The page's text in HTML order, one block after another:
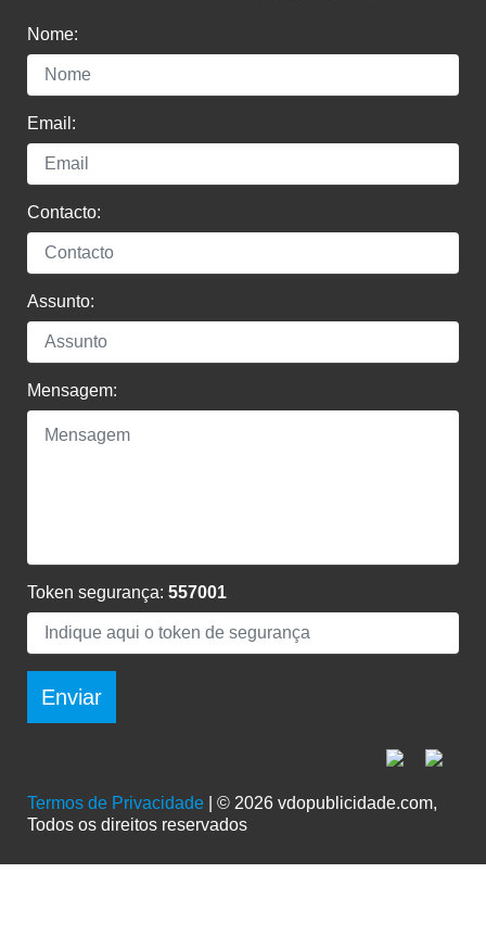
Nome:
Email:
Contacto:
Assunto:
Mensagem:
Token segurança: 557001
Enviar
Termos de Privacidade | © 2026 vdopublicidade.com,
Todos os direitos reservados